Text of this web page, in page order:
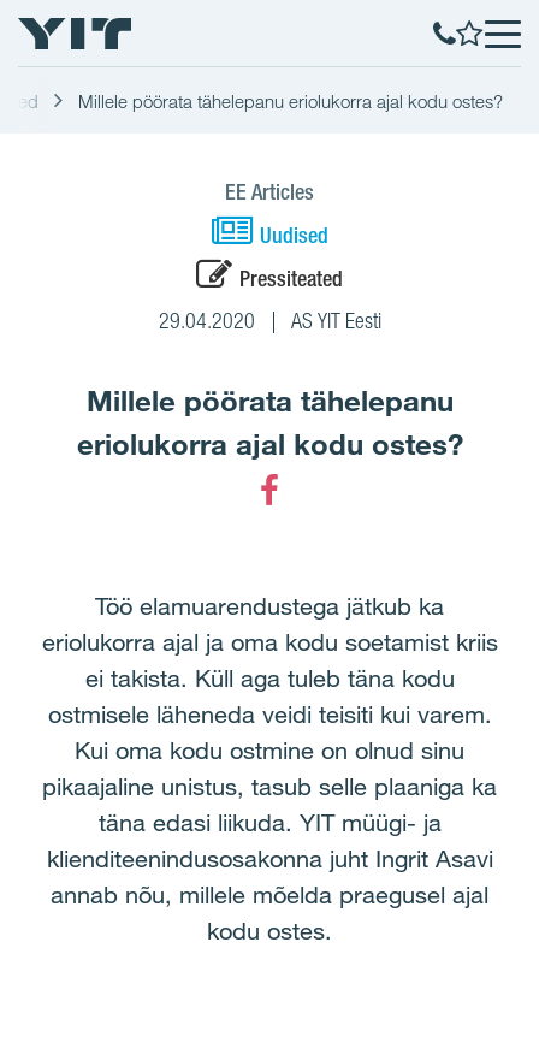
Millele pöörata tähelepanu eriolukorra ajal kodu ostes?
EE Articles
Uudised
Pressiteated
29.04.2020 AS YIT Eesti
Millele pöörata tähelepanu
eriolukorra ajal kodu ostes?
Töö elamuarendustega jätkub ka
eriolukorra ajal ja oma kodu soetamist kriis
ei takista. Küll aga tuleb täna kodu
ostmisele läheneda veidi teisiti kui varem.
Kui oma kodu ostmine on olnud sinu
pikaajaline unistus, tasub selle plaaniga ka
täna edasi liikuda. YIT müügi- ja
klienditeenindusosakonna juht Ingrit Asavi
annab nõu, millele mõelda praegusel ajal
kodu ostes.